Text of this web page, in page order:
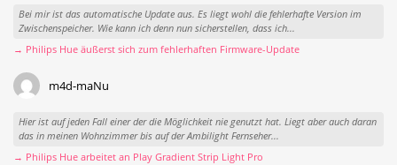
Bei mir ist das automatische Update aus. Es liegt wohl die fehlerhafte Version im
Zwischenspeicher. Wie kann ich denn nun sicherstellen, dass ich...
→ Philips Hue äußerst sich zum fehlerhaften Firmware-Update
m4d-maNu
Hier ist auf jeden Fall einer der die Möglichkeit nie genutzt hat. Liegt aber auch daran
das in meinen Wohnzimmer bis auf der Ambilight Fernseher...
→ Philips Hue arbeitet an Play Gradient Strip Light Pro